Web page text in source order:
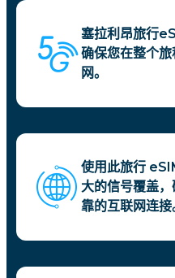
塞拉利昂旅行
确保您在整个
网。
使用此旅行
大的信号覆盖
靠的互联网连接